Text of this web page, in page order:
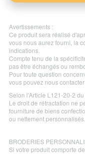
Avertissements :
Ce produit sera réalisé
vous nous aurez fourni, la
indications.
Compte tenu de la
pas être échangés ou
Pour toute question
vous pouvez nous
Selon l'Article L121-20-2
Le droit de rétractation ne
fourniture de biens
ou nettement personnalisés.
BRODERIES
Si votre produit comporte